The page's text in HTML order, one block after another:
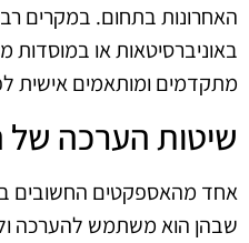
האחרונות בתחום. במקרים
באוניברסיטאות או במוסדות
מתקדמים ומותאמים אישית
שיטות הערכה
אחד מהאספקטים החשובים
שבהן הוא משתמש להערכה